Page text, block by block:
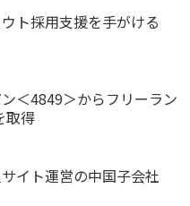
ト採用支援を手がける
＜4849＞からフリーラン
取得
イト運営の中国子会社